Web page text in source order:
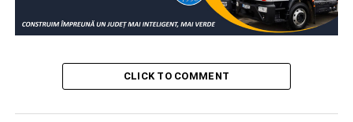
CLICK TO COMMENT